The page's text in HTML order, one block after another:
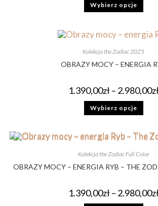
Wybierz opcje
Kolekcja the Zodiac 2025
OBRAZY MOCY – ENERGIA
1.390,00zł – 2.980,00
Wybierz opcje
Kolekcja the Zodiac Full Color
OBRAZY MOCY – ENERGIA RYB – THE
1.390,00zł – 2.980,00